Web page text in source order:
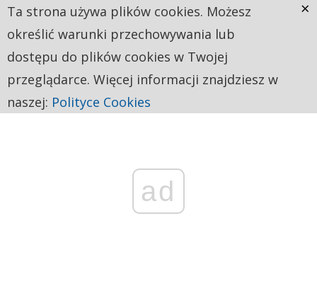
ad
Ta strona używa plików cookies. Możesz
określić warunki przechowywania lub
dostępu do plików cookies w Twojej
przeglądarce. Więcej informacji znajdziesz w
naszej: Polityce Cookies
×